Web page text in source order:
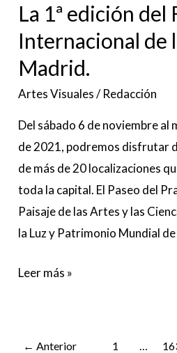
La 1ª edición del
Internacional de
Madrid.
Artes Visuales/Redacción
Del sábado 6 de noviembre al
de 2021, podremos disfrutar
de más de 20 localizaciones
toda la capital. El Paseo del
Paisaje de las Artes y las
la Luz y Patrimonio Mundial
Luz,
a
Madrid.
Leer más »
← Anterior 1